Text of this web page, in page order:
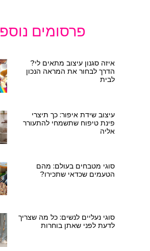
פרסומים נוספים
איזה סגנון עיצוב מתאים לי?
הדרך לבחור את המראה הנכון
לבית
עיצוב שידת איפור: כך תיצרי
פינת טיפוח שתשמחי להתעורר
אליה
סוגי מטבחים בעולם: מהם
הטעמים שכדאי שתכירו?
סוגי נעליים לנשים: כל מה שצריך
לדעת לפני שאתן בוחרות